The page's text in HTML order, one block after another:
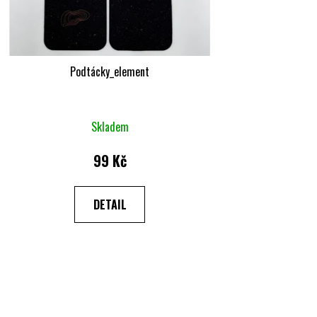
Podtácky_element
Skladem
99 Kč
DETAIL